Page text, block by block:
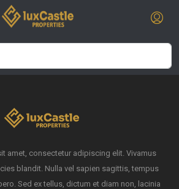
amet, consectetur adipiscing elit. Vivamus
blandit. Nulla vel sapien sagittis, tempus
Sed ex tellus, dictum et diam non, lacinia